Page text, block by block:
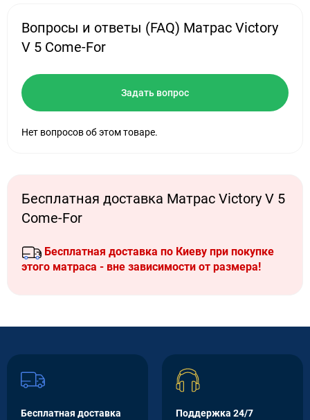
Вопросы и ответы (FAQ) Матрас Victory
V 5 Come-For
Задать вопрос
Нет вопросов об этом товаре.
Бесплатная доставка Матрас Victory V 5
Come-For
Бесплатная доставка по Киеву при покупке
этого матраса - вне зависимости от размера!
Бесплатная доставка Поддержка 24/7